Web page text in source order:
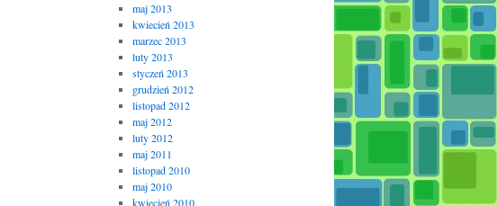
maj 2013
kwiecień 2013
marzec 2013
luty 2013
styczeń 2013
grudzień 2012
listopad 2012
maj 2012
luty 2012
maj 2011
listopad 2010
maj 2010
kwiecień 2010